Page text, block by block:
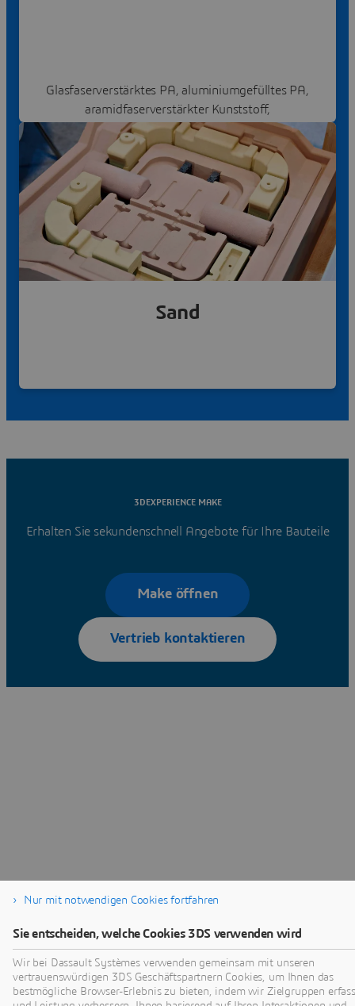
Glasfaserverstärktes PA, aluminiumgefülltes PA,
aramidfaserverstärkter Kunststoff,
carbonfaserverstärkter ABS-Kunststoff, etc.
Mehr erfahren
Sand
3DEXPERIENCE MAKE
Erhalten Sie sekundenschnell Angebote für Ihre Bauteile
Make öffnen
Vertrieb kontaktieren
Nur mit notwendigen Cookies fortfahren
Sie entscheiden, welche Cookies 3DS verwenden wird
Wir bei Dassault Systèmes verwenden gemeinsam mit unseren
vertrauenswürdigen 3DS Geschäftspartnern Cookies, um Ihnen das
bestmögliche Browser-Erlebnis zu bieten, indem wir Zielgruppen